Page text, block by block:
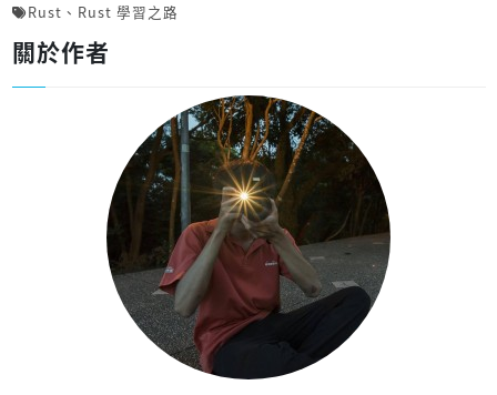
Rust 、 Rust 學習之路
關於作者